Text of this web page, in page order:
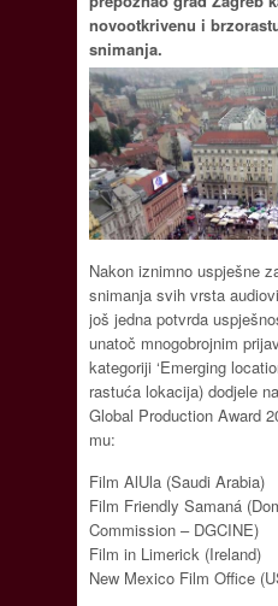
novootkrivenu i
snimanja.
Nakon iznimno uspješne
snimanja svih vrsta
još jedna potvrda
unatoč mnogobrojnim
kategoriji ‘Emerging
rastuća lokacija) dodjele
Global Production Award
mu:
Film AlUla (Saudi Arabia)
Film Friendly Samaná
Commission – DGCINE)
Film in Limerick (Ireland)
New Mexico Film Office